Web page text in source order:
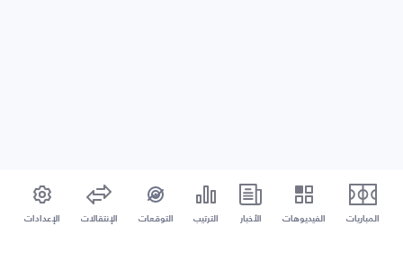
المباريات الفيديوهات الأخبار الترتيب التوقعات الإنتقالات الإعدادات